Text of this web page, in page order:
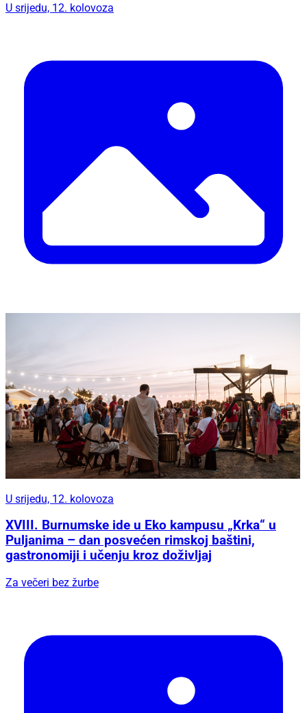
U srijedu, 12. kolovoza
U srijedu, 12. kolovoza
XVIII. Burnumske ide u Eko kampusu „Krka“ u
Puljanima – dan posvećen rimskoj baštini,
gastronomiji i učenju kroz doživljaj
Za večeri bez žurbe